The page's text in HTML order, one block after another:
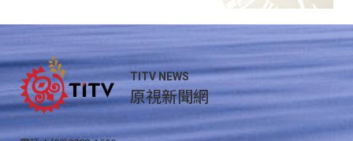
TITV NEWS
原視新聞網